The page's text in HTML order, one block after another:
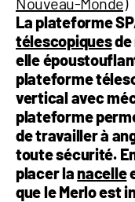
La plateforme
télescopiquesde
elle
plateforme
vertical avec
plateforme
de travailler à
toute sécurité.
placer lanacelle
que le Merlo est